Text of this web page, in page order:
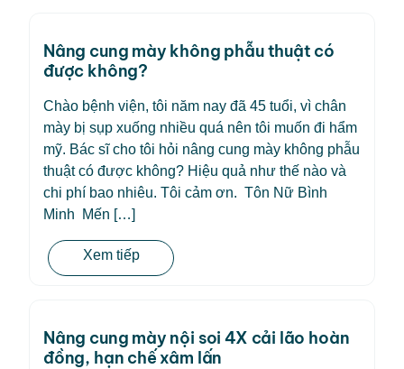
Nâng cung mày không phẫu thuật có
được không?
Chào bệnh viện, tôi năm nay đã 45 tuổi, vì chân
mày bị sụp xuống nhiều quá nên tôi muốn đi hẩm
mỹ. Bác sĩ cho tôi hỏi nâng cung mày không phẫu
thuật có được không? Hiệu quả như thế nào và
chi phí bao nhiêu. Tôi cảm ơn. Tôn Nữ Bình
Minh Mến […]
Xem tiếp
Nâng cung mày nội soi 4X cải lão hoàn
đồng, hạn chế xâm lấn